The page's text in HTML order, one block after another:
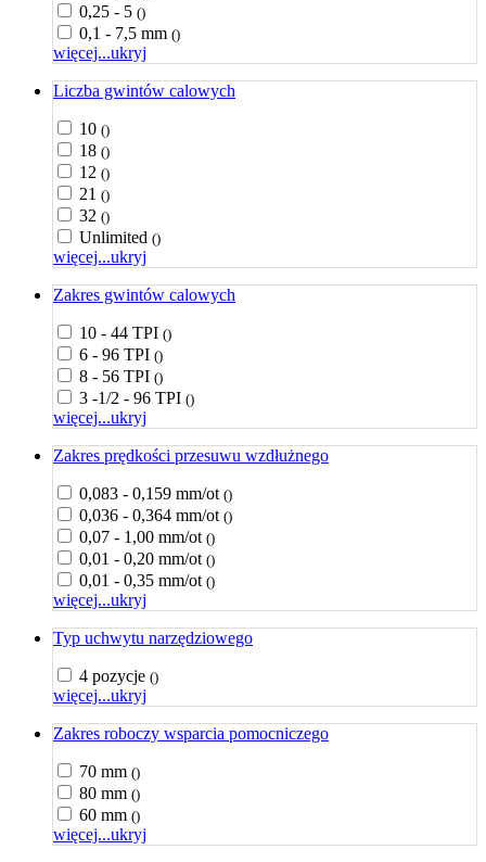
0,25 - 5 ()
0,1 - 7,5 mm ()
więcej...ukryj
Liczba gwintów calowych
10 ()
18 ()
12 ()
21 ()
32 ()
Unlimited ()
więcej...ukryj
Zakres gwintów calowych
10 - 44 TPI ()
6 - 96 TPI ()
8 - 56 TPI ()
3 -1/2 - 96 TPI ()
więcej...ukryj
Zakres prędkości przesuwu wzdłużnego
0,083 - 0,159 mm/ot ()
0,036 - 0,364 mm/ot ()
0,07 - 1,00 mm/ot ()
0,01 - 0,20 mm/ot ()
0,01 - 0,35 mm/ot ()
więcej...ukryj
Typ uchwytu narzędziowego
4 pozycje ()
więcej...ukryj
Zakres roboczy wsparcia pomocniczego
70 mm ()
80 mm ()
60 mm ()
więcej...ukryj